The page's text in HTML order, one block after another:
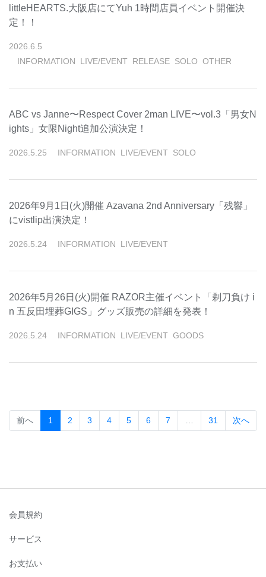
littleHEARTS.大阪店にてYuh 1時間店員イベント開催決
定！！
2026 6 5
INFORMATION
LIVE/EVENT RELEASE SOLO OTHER
ABC vs Janne〜Respect Cover 2man LIVE〜vol.3「男女N
ights」女限Night追加公演決定！
2026 5 25 INFORMATION LIVE/EVENT SOLO
2026年9月1日(火)開催 Azavana 2nd Anniversary「残響」
にvistlip出演決定！
2026 5 24 INFORMATION LIVE/EVENT
2026年5月26日(火)開催 RAZOR主催イベント「剃⼑負け i
n 五反⽥埋葬GIGS」グッズ販売の詳細を発表！
2026 5 24 INFORMATION LIVE/EVENT GOODS
前へ 1 (current)
2 3 4 5 6 7 31 次へ
会員規約
サービス
お支払い